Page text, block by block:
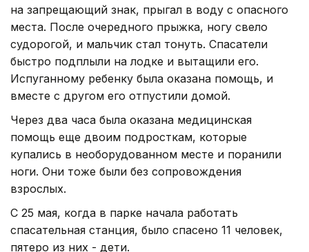
на запрещающий знак, прыгал в воду с опасного
места. После очередного прыжка, ногу свело
судорогой, и мальчик стал тонуть. Спасатели
быстро подплыли на лодке и вытащили его.
Испуганному ребенку была оказана помощь, и
вместе с другом его отпустили домой.
Через два часа была оказана медицинская
помощь еще двоим подросткам, которые
купались в необорудованном месте и поранили
ноги. Они тоже были без сопровождения
взрослых.
С 25 мая, когда в парке начала работать
спасательная станция, было спасено 11 человек,
пятеро из них - дети.